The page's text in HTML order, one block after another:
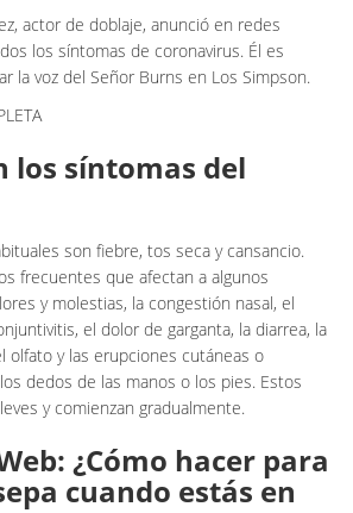
actor de doblaje, anunció en redes
los síntomas de coronavirus. Él es
la voz del Señor Burns en Los Simpson.
los síntomas del
son fiebre, tos seca y cansancio.
frecuentes que afectan a algunos
y molestias, la congestión nasal, el
el dolor de garganta, la diarrea, la
olfato y las erupciones cutáneas o
dedos de las manos o los pies. Estos
y comienzan gradualmente.
¿Cómo hacer para
cuando estás en